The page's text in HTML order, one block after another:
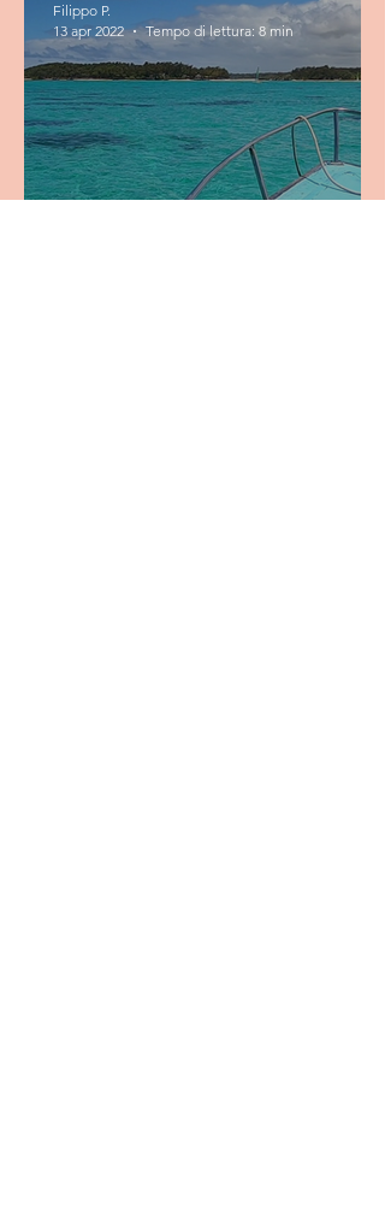
Filippo P.
13 apr 2022
Tempo di lettura: 8 min